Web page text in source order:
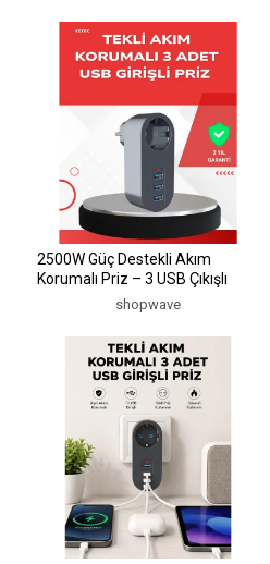
2500W Güç Destekli Akım
Korumalı Priz – 3 USB Çıkışlı
shopwave